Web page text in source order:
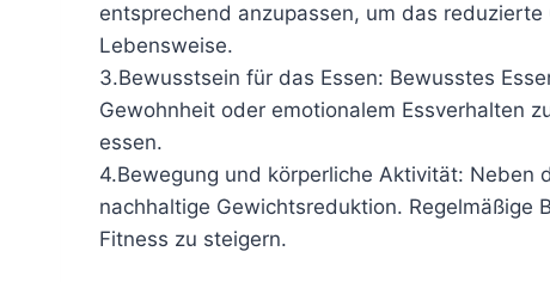
entsprechend anzupassen, um das
Lebensweise.
3.Bewusstsein für das Essen: Bewusstes
Gewohnheit oder emotionalem Essverhalten
essen.
4.Bewegung und körperliche Aktivität: Neben
nachhaltige Gewichtsreduktion. Regelmäßige
Fitness zu steigern.